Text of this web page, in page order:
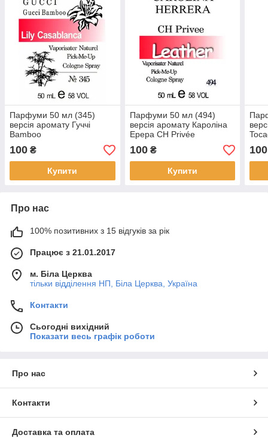
Парфуми 50 мл (345)
версія аромату Гуччі
Bamboo
100 ₴
Купити
Парфуми 50 мл (494)
версія аромату Кароліна
Ерера CH Privée
100₴
Купити
100
Про нас
100% позитивних з 15 відгуків за рік
Працює з 21.01.2017
м. Біла Церква
тільки відділення НП, Біла Церква, Україна
Контакти
Сьогодні вихідний
Показати весь графік роботи
Про нас
Контакти
Доставка та оплата